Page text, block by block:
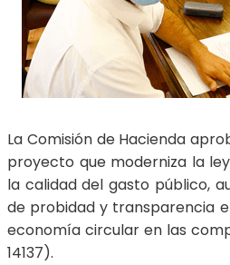
La Comisión de Hacienda
proyecto que moderniza la
la calidad del gasto público,
de probidad y transparencia
economía circular en las
14137).